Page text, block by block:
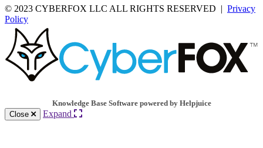
© 2023 CYBERFOX LLC ALL RIGHTS RESERVED | Privacy
Policy
Knowledge Base Software powered by Helpjuice
Close
Expand